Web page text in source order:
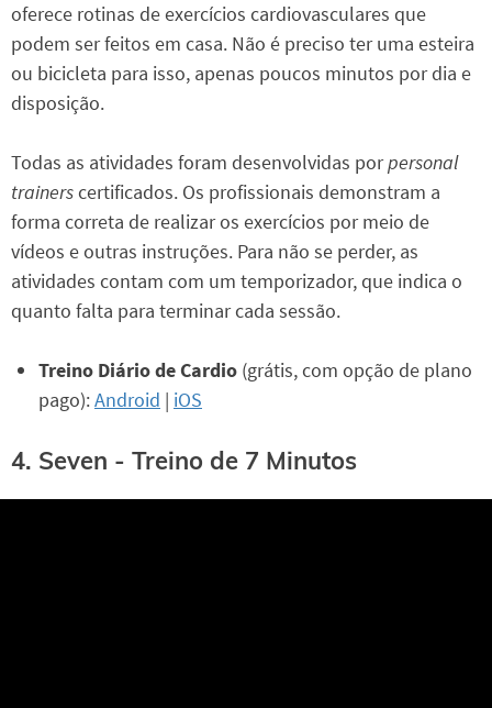
oferece rotinas de exercícios cardiovasculares que
podem ser feitos em casa. Não é preciso ter uma esteira
ou bicicleta para isso, apenas poucos minutos por dia e
disposição.
Todas as atividades foram desenvolvidas porpersonal
trainerscertificados. Os profissionais demonstram a
forma correta de realizar os exercícios por meio de
vídeos e outras instruções. Para não se perder, as
atividades contam com um temporizador, que indica o
quanto falta para terminar cada sessão.
Treino Diário de Cardio (grátis, com opção de plano
pago):Android | iOS
4. Seven - Treino de 7 Minutos